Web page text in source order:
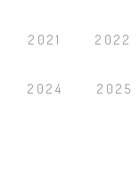
2021 2022
2024 2025